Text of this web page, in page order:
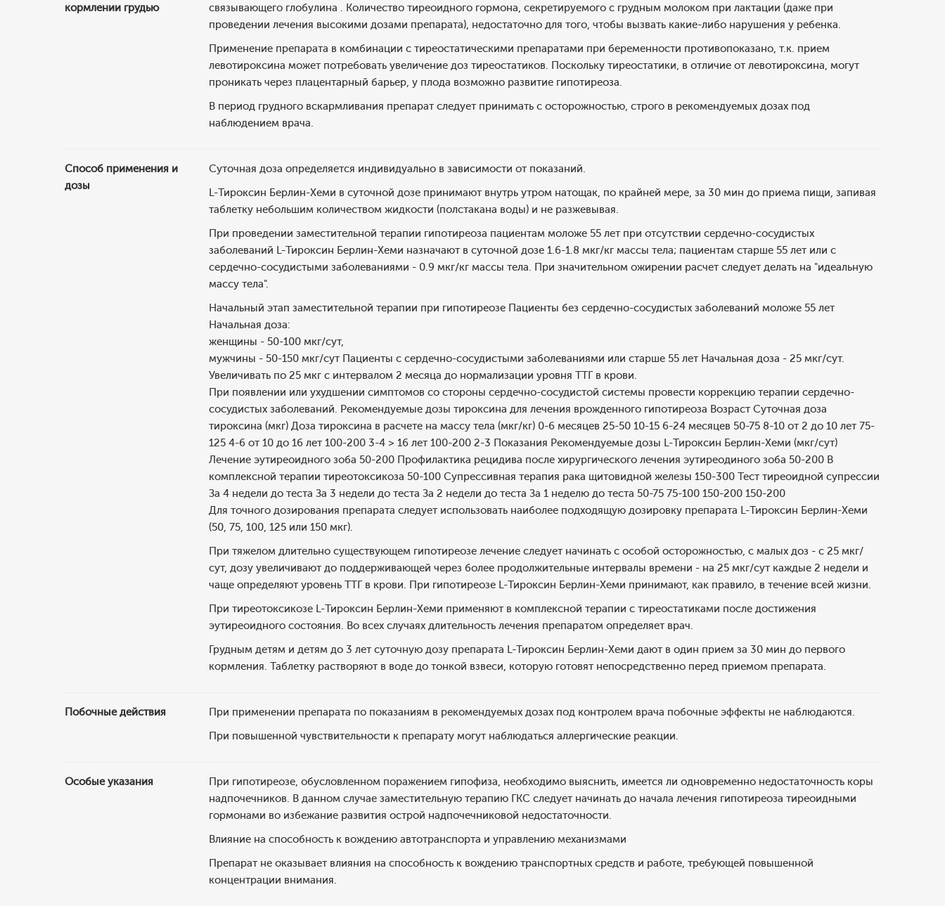
кормлении грудью
связывающего глобулина . Количество тиреоидного гормона, секретируемого с грудным молоком при лактации (даже при
проведении лечения высокими дозами препарата), недостаточно для того, чтобы вызвать какие-либо нарушения у ребенка.
Применение препарата в комбинации с тиреостатическими препаратами при беременности противопоказано, т.к. прием
левотироксина может потребовать увеличение доз тиреостатиков. Поскольку тиреостатики, в отличие от левотироксина, могут
проникать через плацентарный барьер, у плода возможно развитие гипотиреоза.
В период грудного вскармливания препарат следует принимать с осторожностью, строго в рекомендуемых дозах под
наблюдением врача.
Способ применения и
дозы
Суточная доза определяется индивидуально в зависимости от показаний.
L-Тироксин Берлин-Хеми в суточной дозе принимают внутрь утром натощак, по крайней мере, за 30 мин до приема пищи, запивая
таблетку небольшим количеством жидкости (полстакана воды) и не разжевывая.
При проведении заместительной терапии гипотиреоза пациентам моложе 55 лет при отсутствии сердечно-сосудистых
заболеваний L-Тироксин Берлин-Хеми назначают в суточной дозе 1.6-1.8 мкг/кг массы тела; пациентам старше 55 лет или с
сердечно-сосудистыми заболеваниями - 0.9 мкг/кг массы тела. При значительном ожирении расчет следует делать на "идеальную
массу тела".
Начальный этап заместительной терапии при гипотиреозе Пациенты без сердечно-сосудистых заболеваний моложе 55 лет
Начальная доза:
женщины - 50-100 мкг/сут,
мужчины - 50-150 мкг/сут Пациенты с сердечно-сосудистыми заболеваниями или старше 55 лет Начальная доза - 25 мкг/сут.
Увеличивать по 25 мкг с интервалом 2 месяца до нормализации уровня ТТГ в крови.
При появлении или ухудшении симптомов со стороны сердечно-сосудистой системы провести коррекцию терапии сердечно-
сосудистых заболеваний. Рекомендуемые дозы тироксина для лечения врожденного гипотиреоза Возраст Суточная доза
тироксина (мкг) Доза тироксина в расчете на массу тела (мкг/кг) 0-6 месяцев 25-50 10-15 6-24 месяцев 50-75 8-10 от 2 до 10 лет 75-
125 4-6 от 10 до 16 лет 100-200 3-4 > 16 лет 100-200 2-3 Показания Рекомендуемые дозы L-Тироксин Берлин-Хеми (мкг/сут)
Лечение эутиреоидного зоба 50-200 Профилактика рецидива после хирургического лечения эутиреодиного зоба 50-200 В
комплексной терапии тиреотоксикоза 50-100 Супрессивная терапия рака щитовидной железы 150-300 Тест тиреоидной супрессии
За 4 недели до теста За 3 недели до теста За 2 недели до теста За 1 неделю до теста 50-75 75-100 150-200 150-200
Для точного дозирования препарата следует использовать наиболее подходящую дозировку препарата L-Тироксин Берлин-Хеми
(50, 75, 100, 125 или 150 мкг).
При тяжелом длительно существующем гипотиреозе лечение следует начинать с особой осторожностью, с малых доз - с 25 мкг/
сут, дозу увеличивают до поддерживающей через более продолжительные интервалы времени - на 25 мкг/сут каждые 2 недели и
чаще определяют уровень ТТГ в крови. При гипотиреозе L-Тироксин Берлин-Хеми принимают, как правило, в течение всей жизни.
При тиреотоксикозе L-Тироксин Берлин-Хеми применяют в комплексной терапии с тиреостатиками после достижения
эутиреоидного состояния. Во всех случаях длительность лечения препаратом определяет врач.
Грудным детям и детям до 3 лет суточную дозу препарата L-Тироксин Берлин-Хеми дают в один прием за 30 мин до первого
кормления. Таблетку растворяют в воде до тонкой взвеси, которую готовят непосредственно перед приемом препарата.
Побочные действия
При применении препарата по показаниям в рекомендуемых дозах под контролем врача побочные эффекты не наблюдаются.
При повышенной чувствительности к препарату могут наблюдаться аллергические реакции.
Особые указания
При гипотиреозе, обусловленном поражением гипофиза, необходимо выяснить, имеется ли одновременно недостаточность коры
надпочечников. В данном случае заместительную терапию ГКС следует начинать до начала лечения гипотиреоза тиреоидными
гормонами во избежание развития острой надпочечниковой недостаточности.
Влияние на способность к вождению автотранспорта и управлению механизмами
Препарат не оказывает влияния на способность к вождению транспортных средств и работе, требующей повышенной
концентрации внимания.